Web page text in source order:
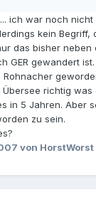
ich war noch nicht
kein Begriff,
das bisher
GER gewandert ist.
richtig was
in 5 Jahren. Aber
zu sein.
von HorstWorst